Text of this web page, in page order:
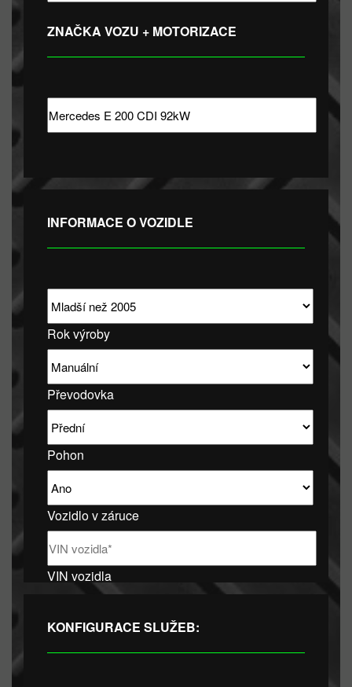
ZNAČKA VOZU + MOTORIZACE
INFORMACE O VOZIDLE
Rok výroby
Převodovka
Pohon
Vozidlo v záruce
VIN vozidla
KONFIGURACE SLUŽEB: